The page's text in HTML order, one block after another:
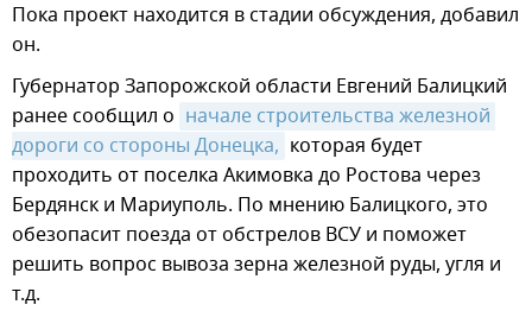
Пока проект находится в стадии обсуждения, добавил
он.
Губернатор Запорожской области Евгений Балицкий
ранее сообщил о начале строительства железной
дороги со стороны Донецка, которая будет
проходить от поселка Акимовка до Ростова через
Бердянск и Мариуполь. По мнению Балицкого, это
обезопасит поезда от обстрелов ВСУ и поможет
решить вопрос вывоза зерна железной руды, угля и
т.д.